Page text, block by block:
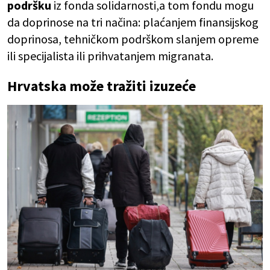
podršku iz fonda solidarnosti,a tom fondu mogu
da doprinose na tri načina: plaćanjem finansijskog
doprinosa, tehničkom podrškom slanjem opreme
ili specijalista ili prihvatanjem migranata.
Hrvatska može tražiti izuzeće